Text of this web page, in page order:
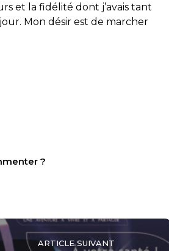
et la fidélité dont j’avais tant
Mon désir est de marcher
?
ARTICLE SUIVANT